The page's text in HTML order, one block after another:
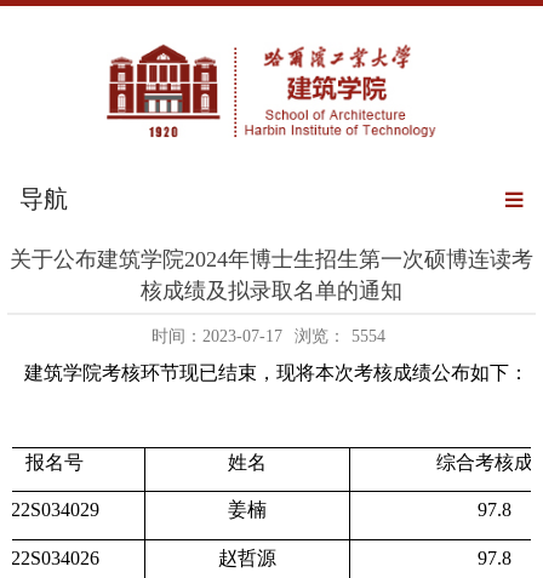
导航
关于公布建筑学院2024年博士生招生第一次硕博连读考
核成绩及拟录取名单的通知
时间：2023-07-17 浏览： 5554
建筑学院考核环节现已结束，现将本次考核成绩公布如下：
报名号 姓名 综合考核成
22S034029 姜楠 97.8
22S034026 赵哲源 97.8